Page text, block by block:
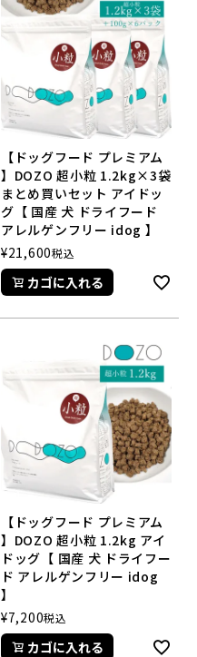
【ドッグフード プレミアム
】DOZO 超小粒 1.2kg×3袋
まとめ買いセット アイドッ
グ【 国産 犬 ドライフード
アレルゲンフリー idog 】
¥21,600税込
カゴに入れる
【ドッグフード プレミアム
】DOZO 超小粒 1.2kg アイ
ドッグ【 国産 犬 ドライフー
ド アレルゲンフリー idog
】
¥7,200税込
カゴに入れる